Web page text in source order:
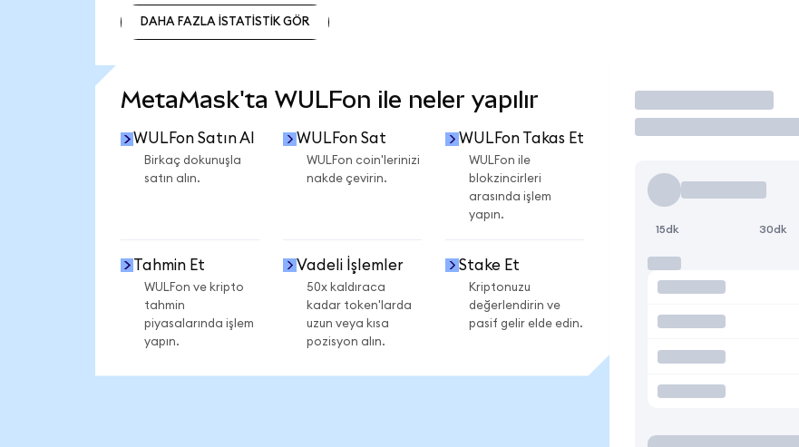
DAHA FAZLA İSTATİSTİK GÖR
MetaMask'ta WULFon ile neler yapılır
WULFon Satın Al
Birkaç dokunuşla
satın alın.
WULFon Sat
WULFon coin'lerinizi
nakde çevirin.
WULFon Takas Et
WULFon ile
blokzincirleri
arasında işlem
yapın.
Tahmin Et
WULFon ve kripto
tahmin
piyasalarında işlem
yapın.
Vadeli İşlemler
50x kaldıraca
kadar token'larda
uzun veya kısa
pozisyon alın.
Stake Et
Kriptonuzu
değerlendirin ve
pasif gelir elde edin.
İşlem Yap
15dk 30dk